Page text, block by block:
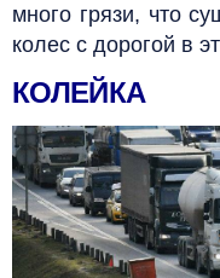
много грязи, что
колес с дорогой в
КОЛЕЙКА